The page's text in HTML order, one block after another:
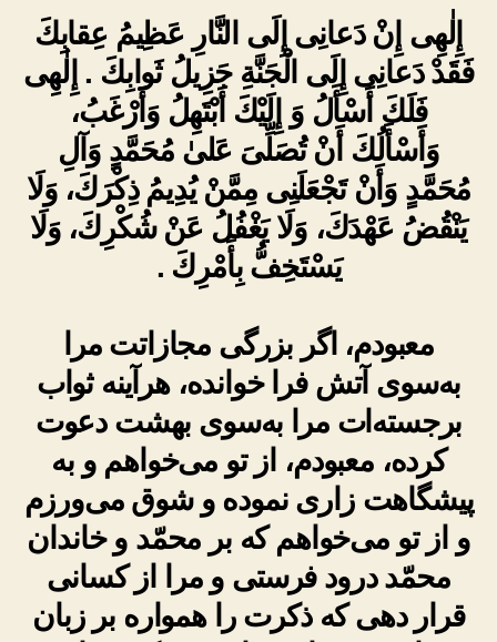
إِلٰهِى إِنْ دَعانِى إِلَى النَّارِ عَظِيمُ عِقابِكَ
فَقَدْ دَعانِى إِلَى الْجَنَّةِ جَزِيلُ ثَوابِكَ . إِلٰهِى
فَلَكَ أَسْأَلُ وَ إِلَيْكَ أَبْتَهِلُ وَأَرْغَبُ،
وَأَسْأَلُكَ أَنْ تُصَلِّىَ عَلىٰ مُحَمَّدٍ وَآلِ
مُحَمَّدٍ وَأَنْ تَجْعَلَنِى مِمَّنْ يُدِيمُ ذِكْرَكَ، وَلَا
يَنْقُضُ عَهْدَكَ، وَلَا يَغْفُلُ عَنْ شُكْرِكَ، وَلَا
يَسْتَخِفُّ بِأَمْرِكَ .
معبودم، اگر بزرگی مجازاتت مرا
به‌سوی آتش فرا خوانده، هرآینه ثواب
برجسته‌ات مرا به‌سوی بهشت دعوت
کرده، معبودم، از تو می‌خواهم و به
پیشگاهت زاری نموده و شوق می‌ورزم
و از تو می‌خواهم که بر محمّد و خاندان
محمّد درود فرستی و مرا از کسانی
قرار دهی که ذکرت را همواره بر زبان